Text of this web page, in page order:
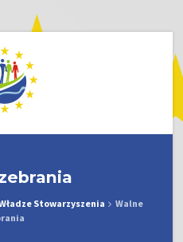
Stowarzyszenia
Walne